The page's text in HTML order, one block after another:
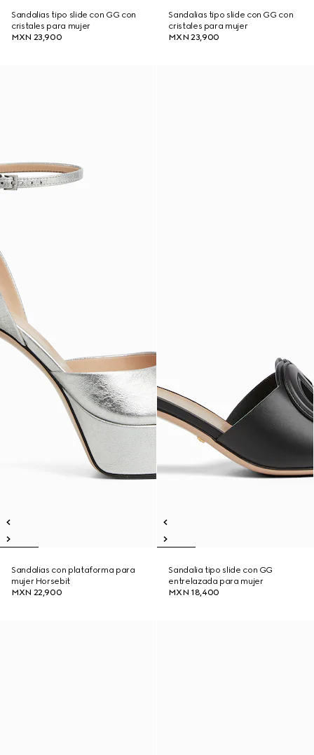
Sandalias tipo slide con GG con
cristales para mujer
MXN 23,900
Sandalias tipo slide con GG con
cristales para mujer
MXN 23,900
Sandalias con plataforma para
mujer Horsebit
MXN 22,900
Sandalia tipo slide con GG
entrelazada para mujer
MXN 18,400